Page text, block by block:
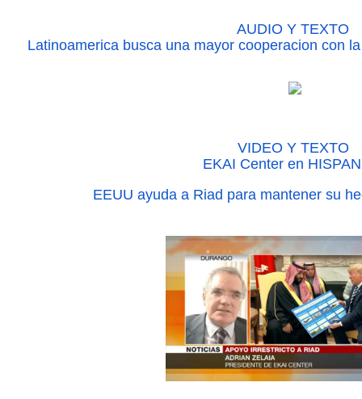
AUDIO Y TEXTO
Latinoamerica busca una mayor cooperacion con
VIDEO Y TEXTO
EKAI Center en
EEUU ayuda a Riad para mantener su